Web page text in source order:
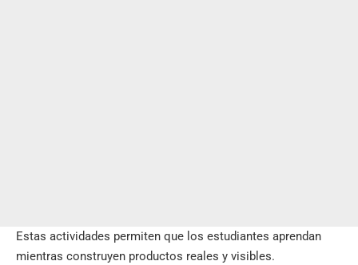
Estas actividades permiten que los estudiantes aprendan
mientras construyen productos reales y visibles.